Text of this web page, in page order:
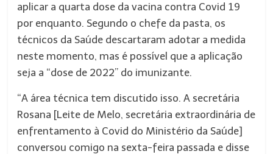
aplicar a quarta dose da vacina contra Covid 19
por enquanto. Segundo o chefe da pasta, os
técnicos da Saúde descartaram adotar a medida
neste momento, mas é possível que a aplicação
seja a “dose de 2022” do imunizante.
“A área técnica tem discutido isso. A secretária
Rosana [Leite de Melo, secretária extraordinária de
enfrentamento à Covid do Ministério da Saúde]
conversou comigo na sexta-feira passada e disse